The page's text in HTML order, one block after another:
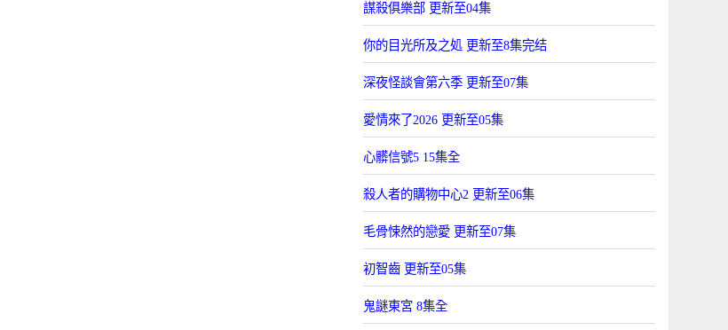
謀殺俱樂部 更新至04集
你的目光所及之処 更新至8集完结
深夜怪談會第六季 更新至07集
愛情來了2026 更新至05集
心髒信號5 15集全
殺人者的購物中心2 更新至06集
毛骨悚然的戀愛 更新至07集
初智齒 更新至05集
鬼謎東宮 8集全